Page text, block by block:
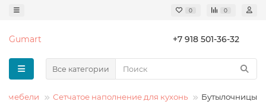
0 0
Gumart +7 918 501-36-32
Все категории
мебели Сетчатое наполнение для кухонь Бутылочницы